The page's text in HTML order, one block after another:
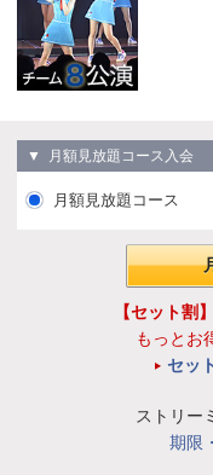
▼ 月額見放題コース入会
月額見放題コース
【セット割】
もっとお
セッ
ストリー
期限